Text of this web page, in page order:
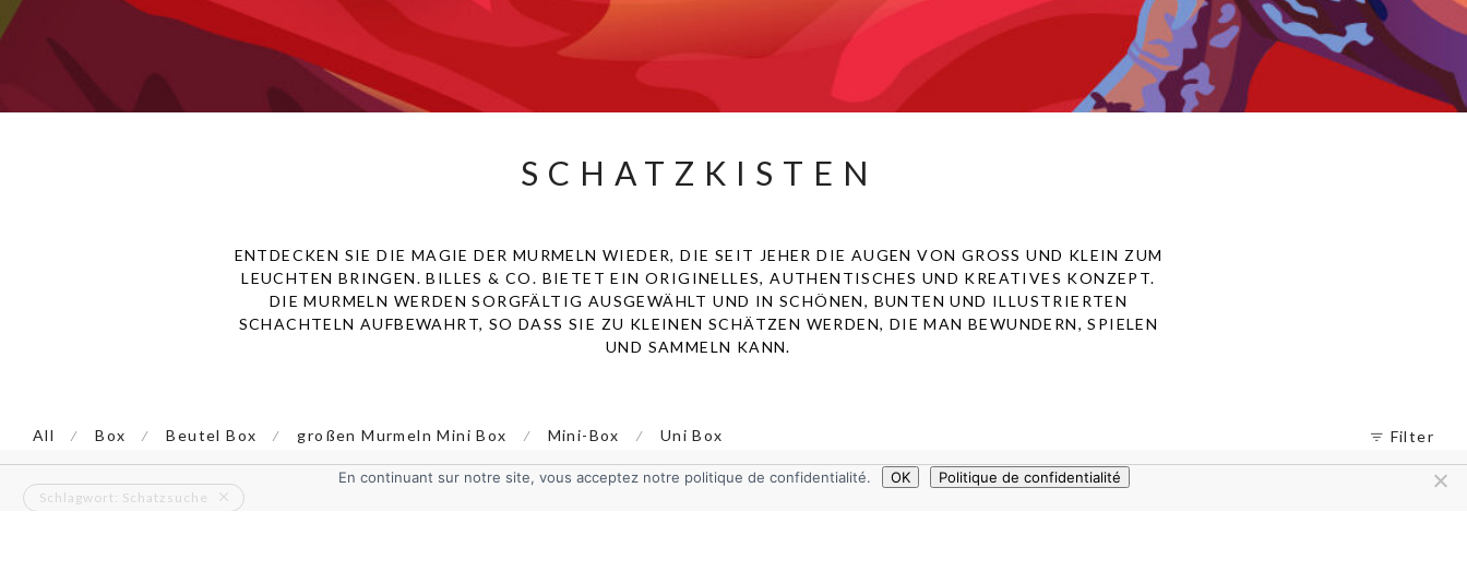
SCHATZKISTEN
ENTDECKEN SIE DIE MAGIE DER MURMELN WIEDER, DIE SEIT JEHER DIE AUGEN VON GROSS UND KLEIN ZUM
LEUCHTEN BRINGEN. BILLES & CO. BIETET EIN ORIGINELLES, AUTHENTISCHES UND KREATIVES KONZEPT.
DIE MURMELN WERDEN SORGFÄLTIG AUSGEWÄHLT UND IN SCHÖNEN, BUNTEN UND ILLUSTRIERTEN
SCHACHTELN AUFBEWAHRT, SO DASS SIE ZU KLEINEN SCHÄTZEN WERDEN, DIE MAN BEWUNDERN, SPIELEN
UND SAMMELN KANN.
Filter
All ⁄ Box ⁄ Beutel Box ⁄ großen Murmeln Mini Box ⁄ Mini-Box ⁄ Uni Box
Schlagwort: Schatzsuche
En continuant sur notre site, vous acceptez notre politique de confidentialité. OK Politique de confidentialité